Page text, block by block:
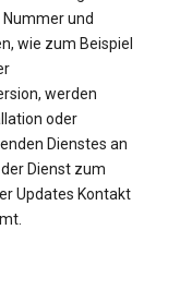
und
wie zum Beispiel
werden
oder
Dienstes an
Dienst zum
Updates Kontakt